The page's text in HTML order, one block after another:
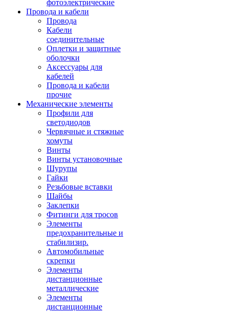
фотоэлектрические
Провода и кабели
Провода
Кабели
соединительные
Оплетки и защитные
оболочки
Аксессуары для
кабелей
Провода и кабели
прочие
Механические элементы
Профили для
светодиодов
Червячные и стяжные
хомуты
Винты
Винты установочные
Шурупы
Гайки
Резьбовые вставки
Шайбы
Заклепки
Фитинги для тросов
Элементы
предохранительные и
стабилизир.
Автомобильные
скрепки
Элементы
дистанционные
металлические
Элементы
дистанционные